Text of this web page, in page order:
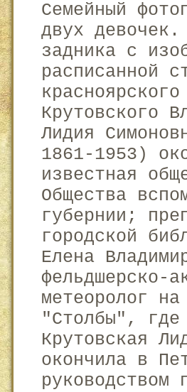
Семейный
двух девочек.
задника с
расписанной
Крутовского
Лидия
1861-1953)
известная
Общества
губернии;
городской
Елена
фельдшерско-
метеоролог
"Столбы", где
Крутовская
окончила в